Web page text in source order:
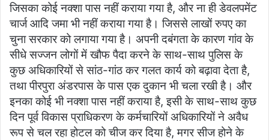
जिसका कोई नक्शा पास नहीं कराया गया है, और ना ही डेवलपमेंट
चार्ज आदि जमा भी नहीं कराया गया है। जिससे लाखों रुपए का
चुना सरकार को लगाया गया है। अपनी दबंगता के कारण गांव के
सीधे सज्जन लोगों में खौफ पैदा करने के साथ-साथ पुलिस के
कुछ अधिकारियों से सांठ-गांठ कर गलत कार्य को बढ़ावा देता है,
तथा पीरपुरा अंडरपास के पास एक दुकान भी चला रखी है। और
इनका कोई भी नक्शा पास नहीं कराया है, इसी के साथ-साथ कुछ
दिन पूर्व विकास प्राधिकरण के कर्मचारियों अधिकारियों ने अवैध
रूप से चल रहा होटल को चीज कर दिया है, मगर सीज होने के